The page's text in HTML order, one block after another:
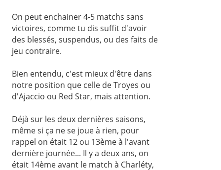
On peut enchainer 4-5 matchs sans
victoires, comme tu dis suffit d'avoir
des blessés, suspendus, ou des faits de
jeu contraire.
Bien entendu, c'est mieux d'être dans
notre position que celle de Troyes ou
d'Ajaccio ou Red Star, mais attention.
Déjà sur les deux dernières saisons,
même si ça ne se joue à rien, pour
rappel on était 12 ou 13ème à l'avant
dernière journée... Il y a deux ans, on
était 14ème avant le match à Charléty,